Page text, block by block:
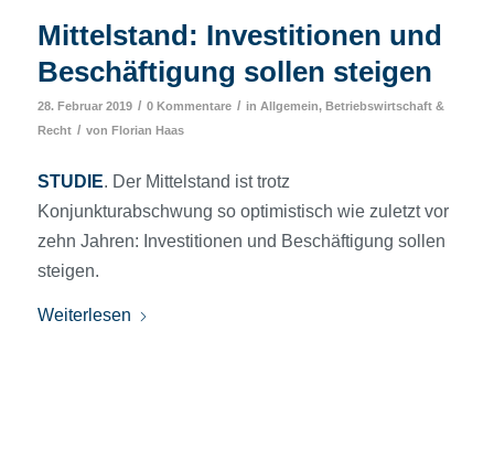
Mittelstand: Investitionen und
Beschäftigung sollen steigen
28. Februar 2019 / 0 Kommentare / in Allgemein, Betriebswirtschaft &
Recht / von Florian Haas
STUDIE. Der Mittelstand ist trotz
Konjunkturabschwung so optimistisch wie zuletzt vor
zehn Jahren: Investitionen und Beschäftigung sollen
steigen.
Weiterlesen